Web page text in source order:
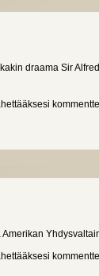
draama Sir